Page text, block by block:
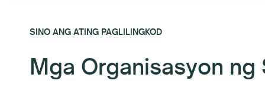
SINO ANG ATING PAGLILINGKOD
Mga Organisasyon ng